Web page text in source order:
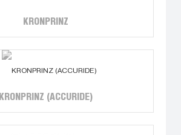
KRONPRINZ
KRONPRINZ (ACCURIDE)